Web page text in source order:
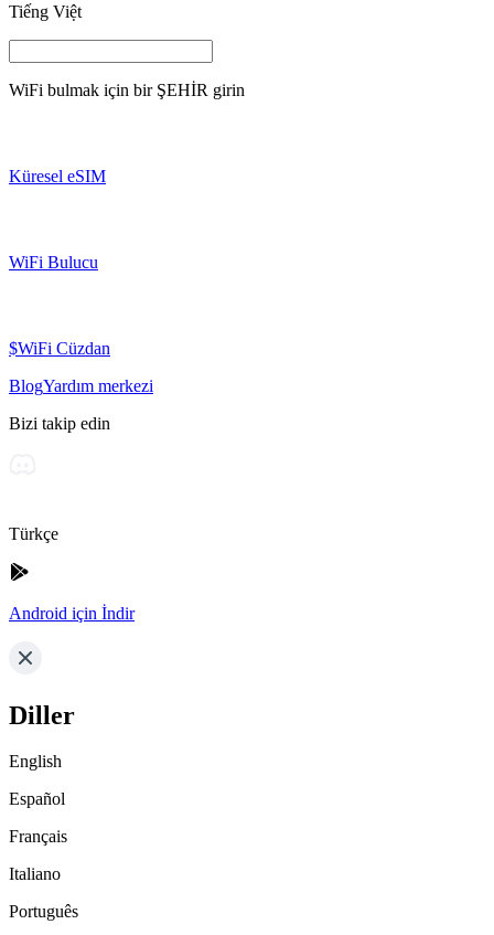
Tiếng Việt
WiFi bulmak için bir ŞEHİR girin
Küresel eSIM
WiFi Bulucu
$WiFi Cüzdan
BlogYardım merkezi
Bizi takip edin
Türkçe
Android için İndir
Diller
English
Español
Français
Italiano
Português